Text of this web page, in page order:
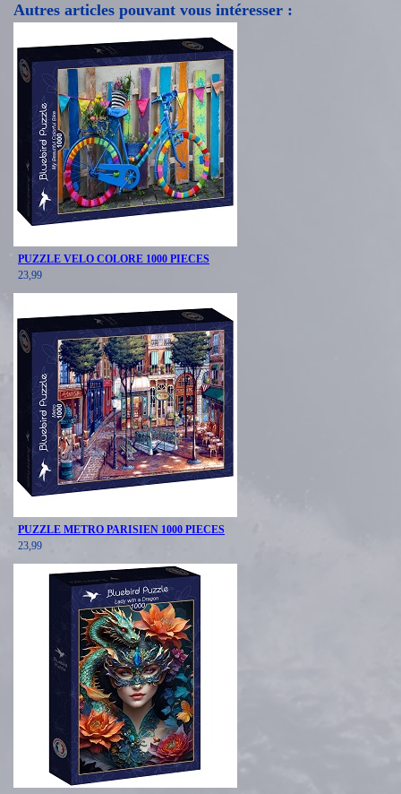
Autres articles pouvant vous intéresser :
PUZZLE VELO COLORE 1000 PIECES
23,99
PUZZLE METRO PARISIEN 1000 PIECES
23,99